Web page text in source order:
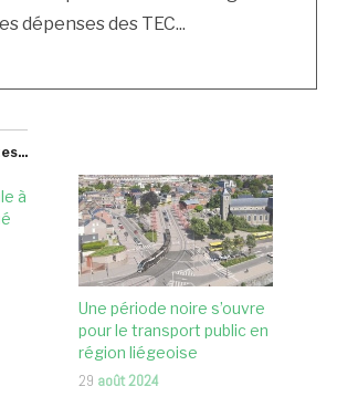
dépenses des TEC...
à
Une période noire s’ouvre
pour le transport public en
région liégeoise
29 août 2024